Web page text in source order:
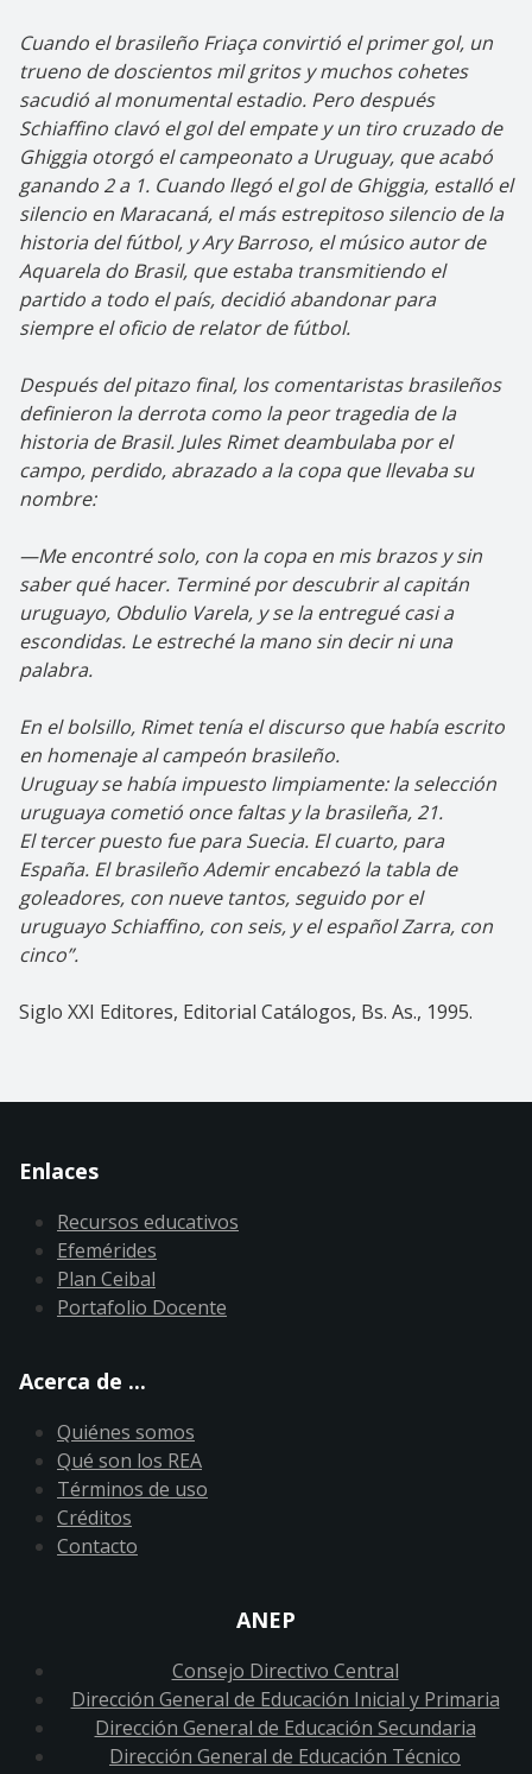
Cuando el brasileño Friaça convirtió el primer gol, un
trueno de doscientos mil gritos y muchos cohetes
sacudió al monumental estadio. Pero después
Schiaffino clavó el gol del empate y un tiro cruzado de
Ghiggia otorgó el campeonato a Uruguay, que acabó
ganando 2 a 1. Cuando llegó el gol de Ghiggia, estalló el
silencio en Maracaná, el más estrepitoso silencio de la
historia del fútbol, y Ary Barroso, el músico autor de
Aquarela do Brasil, que estaba transmitiendo el
partido a todo el país, decidió abandonar para
siempre el oficio de relator de fútbol.
Después del pitazo final, los comentaristas brasileños
definieron la derrota como la peor tragedia de la
historia de Brasil. Jules Rimet deambulaba por el
campo, perdido, abrazado a la copa que llevaba su
nombre:
—Me encontré solo, con la copa en mis brazos y sin
saber qué hacer. Terminé por descubrir al capitán
uruguayo, Obdulio Varela, y se la entregué casi a
escondidas. Le estreché la mano sin decir ni una
palabra.
En el bolsillo, Rimet tenía el discurso que había escrito
en homenaje al campeón brasileño.
Uruguay se había impuesto limpiamente: la selección
uruguaya cometió once faltas y la brasileña, 21.
El tercer puesto fue para Suecia. El cuarto, para
España. El brasileño Ademir encabezó la tabla de
goleadores, con nueve tantos, seguido por el
uruguayo Schiaffino, con seis, y el español Zarra, con
cinco”.
Siglo XXI Editores, Editorial Catálogos, Bs. As., 1995.
Enlaces
Recursos educativos
Efemérides
Plan Ceibal
Portafolio Docente
Acerca de ...
Quiénes somos
Qué son los REA
Términos de uso
Créditos
Contacto
ANEP
Consejo Directivo Central
Dirección General de Educación Inicial y Primaria
Dirección General de Educación Secundaria
Dirección General de Educación Técnico